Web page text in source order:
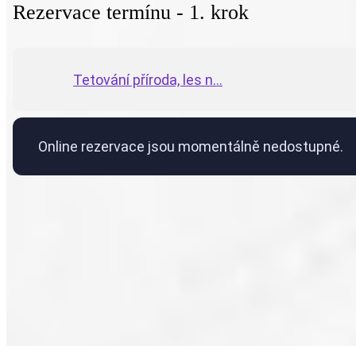
Rezervace termínu - 1. krok
Tetování příroda, les n...
Online rezervace jsou momentálně nedostupné.